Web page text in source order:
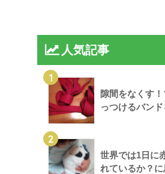
人気記事
1
隙間をなくす
っつけるバン
2
世界では1日に
れているか？